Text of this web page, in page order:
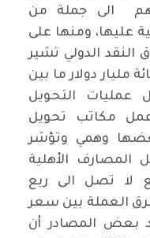
الى جملة من
عليها، ومنها على
النقد الدولي تشير
مليار دولار ما بين
من خلال عمليات التحويل
عمل مكاتب تحويل
وهمي وتؤشر
الأهلية
لا تصل الى ربع
العملة بين سعر
بعض المصادر أن